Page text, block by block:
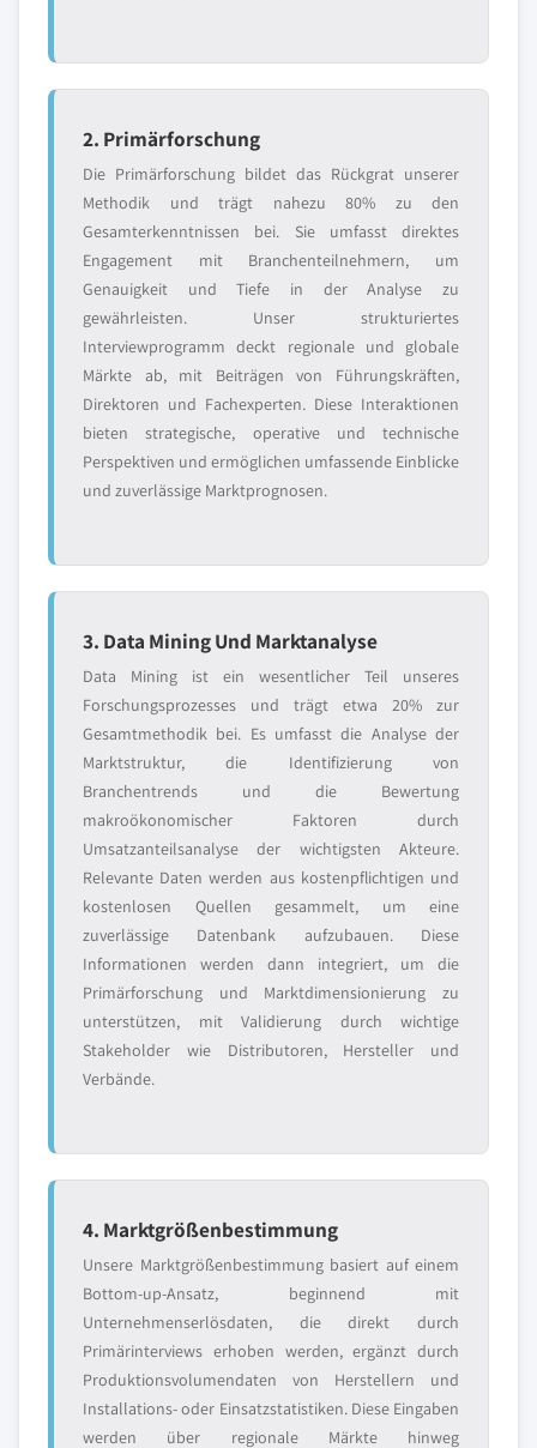
2. Primärforschung
Die Primärforschung bildet das Rückgrat unserer
Methodik und trägt nahezu 80% zu den
Gesamterkenntnissen bei. Sie umfasst direktes
Engagement mit Branchenteilnehmern, um
Genauigkeit und Tiefe in der Analyse zu
gewährleisten. Unser strukturiertes
Interviewprogramm deckt regionale und globale
Märkte ab, mit Beiträgen von Führungskräften,
Direktoren und Fachexperten. Diese Interaktionen
bieten strategische, operative und technische
Perspektiven und ermöglichen umfassende Einblicke
und zuverlässige Marktprognosen.
3. Data Mining Und Marktanalyse
Data Mining ist ein wesentlicher Teil unseres
Forschungsprozesses und trägt etwa 20% zur
Gesamtmethodik bei. Es umfasst die Analyse der
Marktstruktur, die Identifizierung von
Branchentrends und die Bewertung
makroökonomischer Faktoren durch
Umsatzanteilsanalyse der wichtigsten Akteure.
Relevante Daten werden aus kostenpflichtigen und
kostenlosen Quellen gesammelt, um eine
zuverlässige Datenbank aufzubauen. Diese
Informationen werden dann integriert, um die
Primärforschung und Marktdimensionierung zu
unterstützen, mit Validierung durch wichtige
Stakeholder wie Distributoren, Hersteller und
Verbände.
4. Marktgrößenbestimmung
Unsere Marktgrößenbestimmung basiert auf einem
Bottom-up-Ansatz, beginnend mit
Unternehmenserlösdaten, die direkt durch
Primärinterviews erhoben werden, ergänzt durch
Produktionsvolumendaten von Herstellern und
Installations- oder Einsatzstatistiken. Diese Eingaben
werden über regionale Märkte hinweg